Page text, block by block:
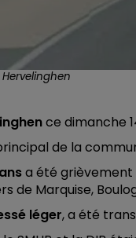
ce dimanche
de la
a été grièvement
de Marquise,
léger, a été